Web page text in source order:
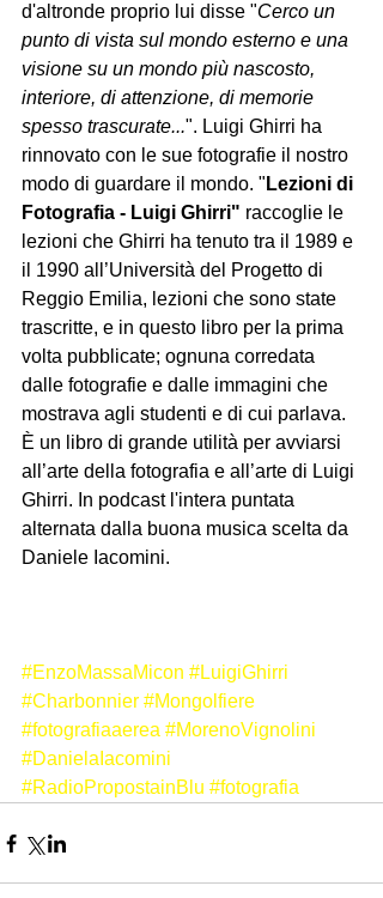
d'altronde proprio lui disse "Cerco un
punto di vista sul mondo esterno e una
visione su un mondo più nascosto,
interiore, di attenzione, di memorie
spesso trascurate...". Luigi Ghirri ha
rinnovato con le sue fotografie il nostro
modo di guardare il mondo. " Lezioni di
Fotografia - Luigi Ghirri" raccoglie le
lezioni che Ghirri ha tenuto tra il 1989 e
il 1990 all’Università del Progetto di
Reggio Emilia, lezioni che sono state
trascritte, e in questo libro per la prima
volta pubblicate; ognuna corredata
dalle fotografie e dalle immagini che
mostrava agli studenti e di cui parlava.
È un libro di grande utilità per avviarsi
all’arte della fotografia e all’arte di Luigi
Ghirri. In podcast l'intera puntata
alternata dalla buona musica scelta da
Daniele Iacomini.
#EnzoMassaMicon #LuigiGhirri
#Charbonnier #Mongolfiere
#fotografiaaerea #MorenoVignolini
#DanielaIacomini
#RadioPropostainBlu #fotografia